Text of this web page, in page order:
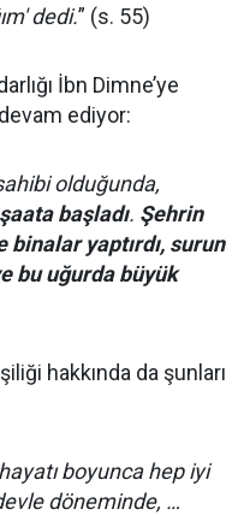
dedi.” (s. 55)
İbn Dimne’ye
ediyor:
olduğunda,
başladı. Şehrin
yaptırdı, surun
bu uğurda büyük
hakkında da şunları
boyunca hep iyi
döneminde, …